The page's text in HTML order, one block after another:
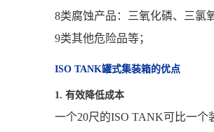
8类腐蚀产品：三氧化磷、三氯
9类其他危险品等；
ISO TANK罐式集装箱的优点
1. 有效降低成本
一个20尺的ISO TANK可比一个